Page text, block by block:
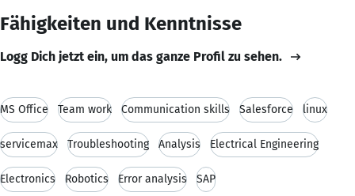
Fähigkeiten und Kenntnisse
Logg Dich jetzt ein, um das ganze Profil zu sehen.
MS Office Team work Communication skills Salesforce linux
servicemax Troubleshooting Analysis Electrical Engineering
Electronics Robotics Error analysis SAP